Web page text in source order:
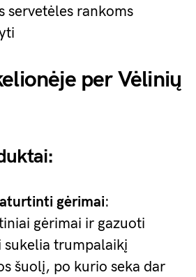
servetėles rankoms
per Vėlinių
gėrimai:
gėrimai ir gazuoti
sukelia trumpalaikį
šuolį, po kurio seka dar